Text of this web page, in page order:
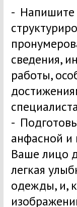
- Напишите
сведения,
работы,
-
анфасной и
Ваше лицо
легкая
одежды, и,